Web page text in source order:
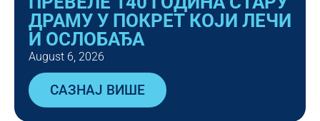
ДРАМУ У ПОКРЕТ КОЈИ ЛЕЧИ
И ОСЛОБАЂА
August 6, 2026
САЗНАЈ ВИШЕ